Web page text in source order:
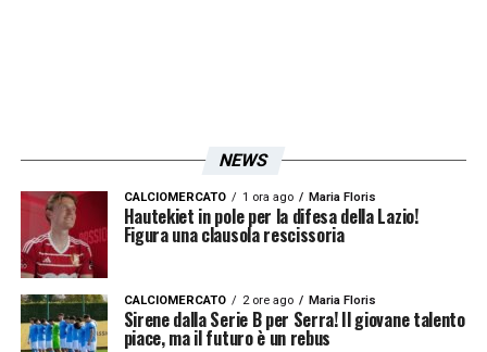
NEWS
CALCIOMERCATO 1 ora ago Maria Floris
Hautekiet in pole per la difesa della Lazio!
Figura una clausola rescissoria
CALCIOMERCATO 2 ore ago Maria Floris
Sirene dalla Serie B per Serra! Il giovane talento
piace, ma il futuro è un rebus